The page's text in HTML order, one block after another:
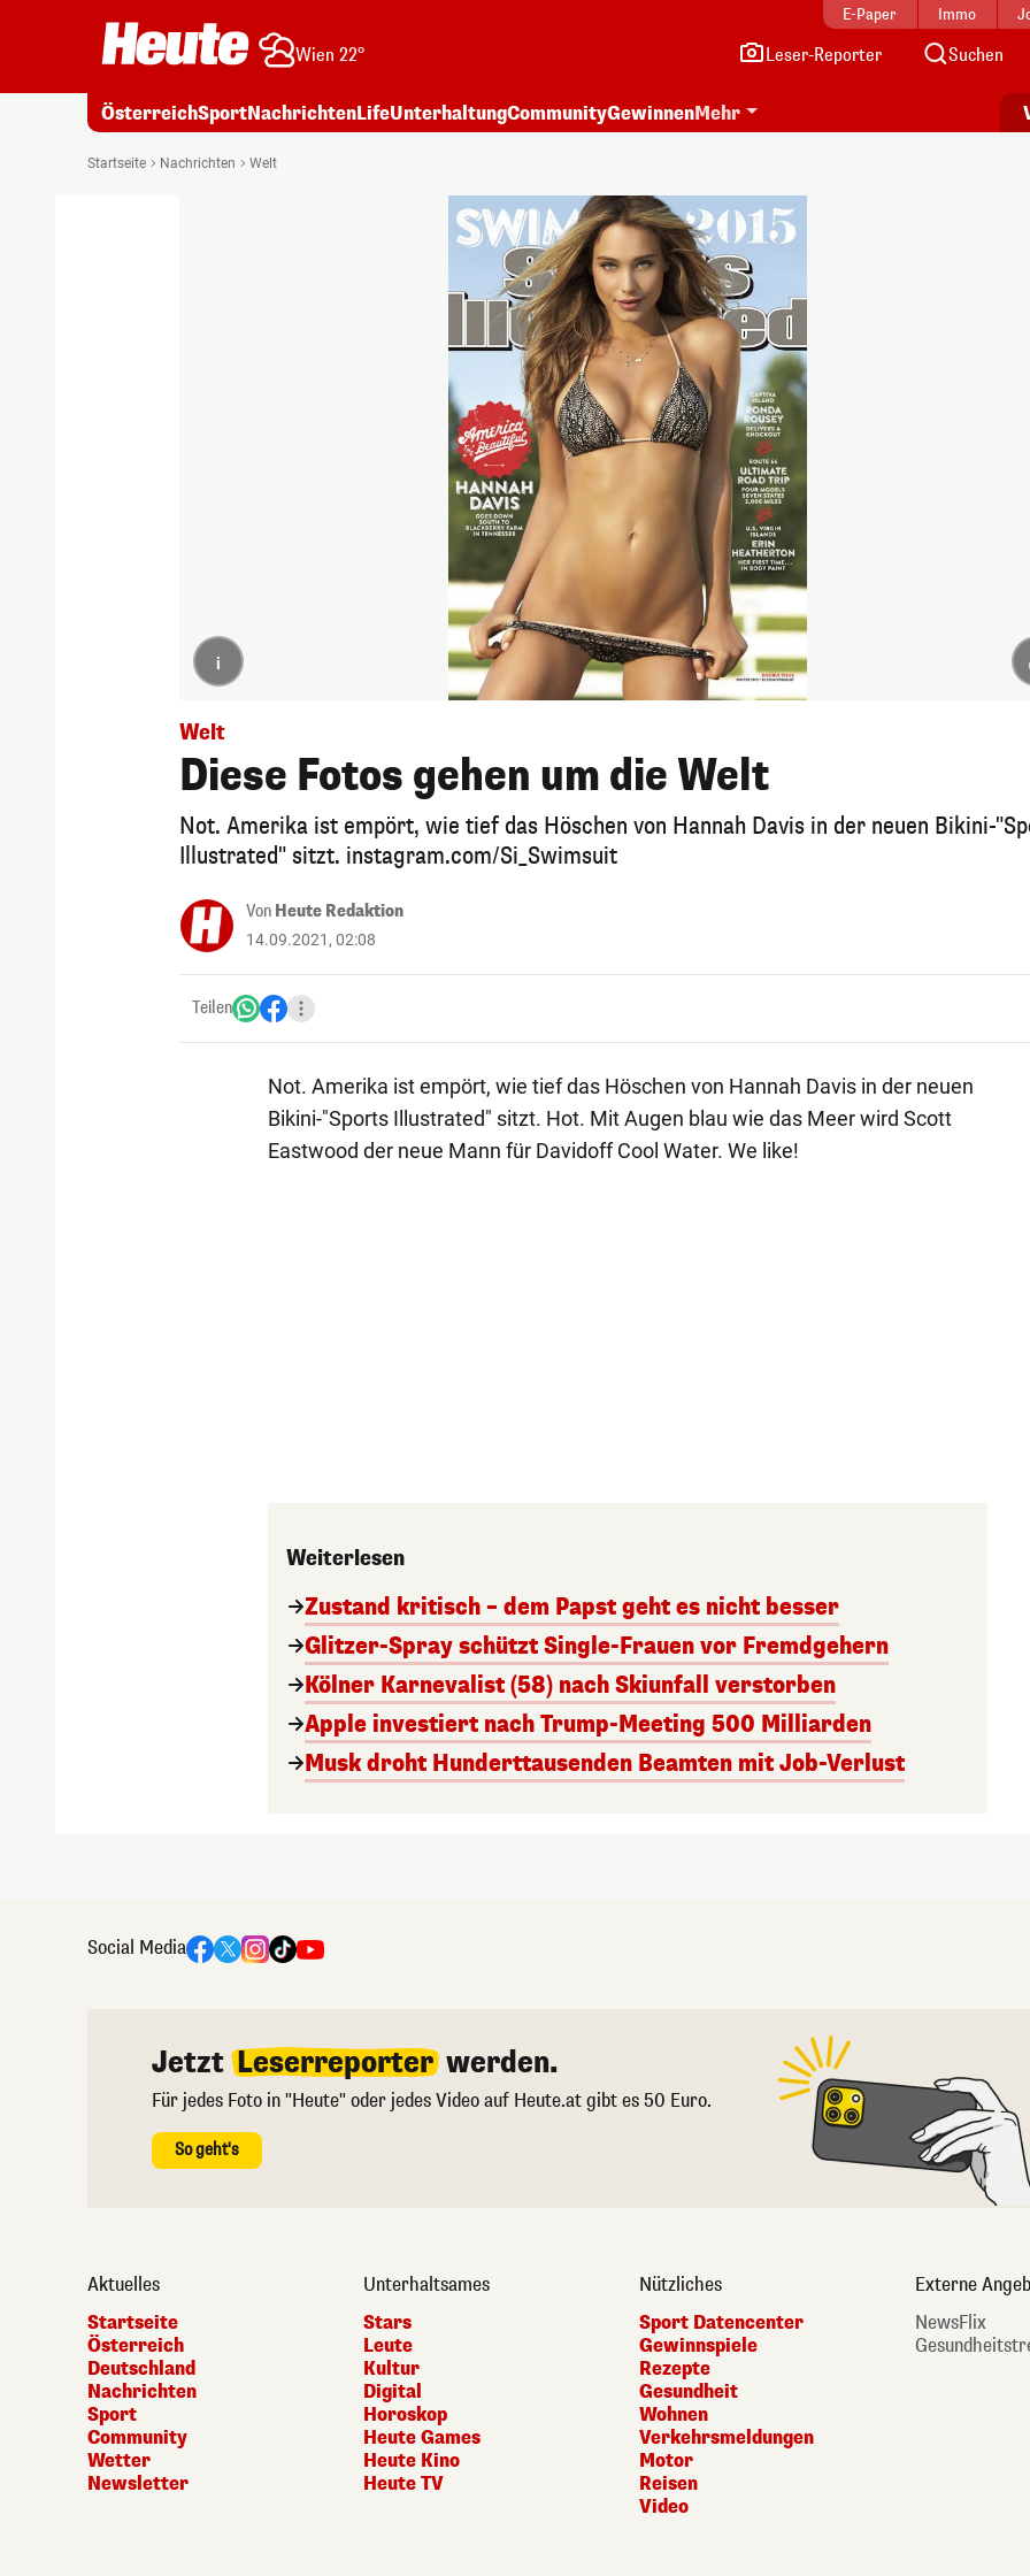
E-Paper Immo
Wien 22° Leser-Reporter Suchen
ÖsterreichSportNachrichtenLifeUnterhaltungCommunityGewinnenMehr
Startseite Nachrichten Welt
i
Welt
Diese Fotos gehen um die Welt
Not. Amerika ist empört, wie tief das Höschen von Hannah Davis in der neuen Bikini-
Illustrated" sitzt. instagram.com/Si_Swimsuit
Von Heute Redaktion
14.09.2021, 02:08
Teilen
Not. Amerika ist empört, wie tief das Höschen von Hannah Davis in der neuen
Bikini-"Sports Illustrated" sitzt. Hot. Mit Augen blau wie das Meer wird Scott
Eastwood der neue Mann für Davidoff Cool Water. We like!
Weiterlesen
Zustand kritisch – dem Papst geht es nicht besser
Glitzer-Spray schützt Single-Frauen vor Fremdgehern
Kölner Karnevalist (58) nach Skiunfall verstorben
Apple investiert nach Trump-Meeting 500 Milliarden
Musk droht Hunderttausenden Beamten mit Job-Verlust
Social Media
Jetzt Leserreporter werden.
Für jedes Foto in "Heute" oder jedes Video auf Heute.at gibt es 50 Euro.
So geht's
Aktuelles
Startseite
Österreich
Deutschland
Nachrichten
Sport
Community
Wetter
Newsletter
Unterhaltsames
Stars
Leute
Kultur
Digital
Horoskop
Heute Games
Heute Kino
Heute TV
Nützliches
Sport Datencenter
Gewinnspiele
Rezepte
Gesundheit
Wohnen
Verkehrsmeldungen
Motor
Reisen
Video
Externe
NewsFlix